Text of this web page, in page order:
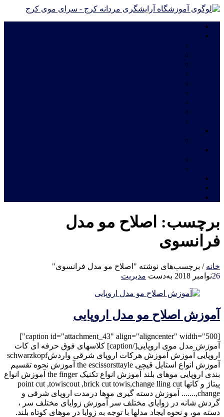
برچسب: اصلاح مو مدل
فرانسوی
خانه / برچسب‌های نوشته "اصلاح مو مدل فرانسوی"
26نوامبر 2018 به‌دست مدیریت
آموزش اصلاح مو مدل اروپایی
[caption id="attachment_43" align="aligncenter" width="500"]
آموزش مدل موی اروپایی[/caption] کلاسهای فوق حرفه ای کات
اروپایی آموزش آموزش هرکات اروپای شرقی واردشschwarzkopf
آموزش انواع استایل قیچی the escissorsttayle آموزش نحوه تقسیم
بندی اروپایی موهای بلند آموزش انواع تکنیک the finger آموزش انواع
پیتاژ و کاتها point cut ,towiscout ,brick cut towis,change lling cut
change,....... آموزش دسته گیری موها درمدت اروپای شرقی و
گردش شانه در زوایای مختلف سر آموزش زوایای مختلف سر ،
دسته مو، و نحوه ایجاد مدلها با توجه به زوایا در موهای کوتاه بلند.